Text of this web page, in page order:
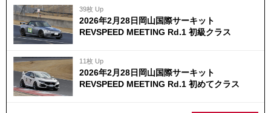
39枚 Up
2026年2月28日岡山国際サーキット
REVSPEED MEETING Rd.1 初級クラス
11枚 Up
2026年2月28日岡山国際サーキット
REVSPEED MEETING Rd.1 初めてクラス